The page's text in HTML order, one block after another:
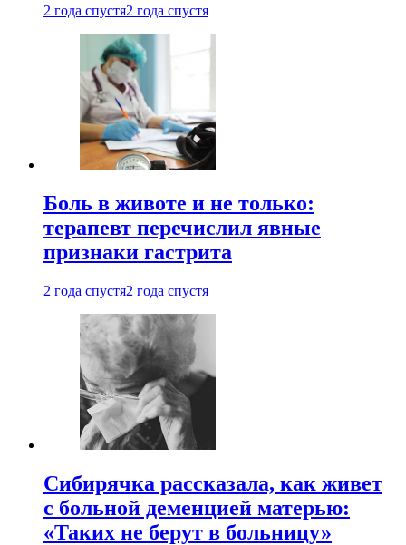
2 года спустя2 года спустя
Боль в животе и не только:
терапевт перечислил явные
признаки гастрита
2 года спустя2 года спустя
Сибирячка рассказала, как живет
с больной деменцией матерью:
«Таких не берут в больницу»